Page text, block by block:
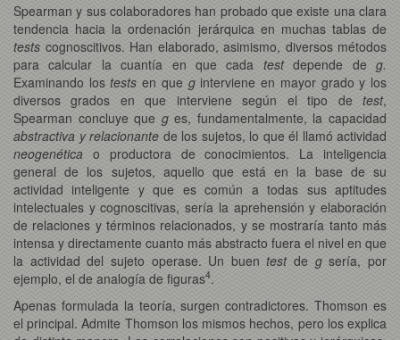
Spearman y sus colaboradores han probado que existe una clara
tendencia hacia la ordenación jerárquica en muchas tablas de
tests cognoscitivos. Han elaborado, asimismo, diversos métodos
para calcular la cuantía en que cada testdepende deg.
Examinando lostests en que ginterviene en mayor grado y los
diversos grados en que interviene según el tipo de test,
Spearman concluye que ges, fundamentalmente, la capacidad
abstractiva y relacionante de los sujetos, lo que él llamó actividad
neogenética o productora de conocimientos. La inteligencia
general de los sujetos, aquello que está en la base de su
actividad inteligente y que es común a todas sus aptitudes
intelectuales y cognoscitivas, sería la aprehensión y elaboración
de relaciones y términos relacionados, y se mostraría tanto más
intensa y directamente cuanto más abstracto fuera el nivel en que
la actividad del sujeto operase. Un buentestde gsería, por
ejemplo, el de analogía de figuras4.
Apenas formulada la teoría, surgen contradictores. Thomson es
el principal. Admite Thomson los mismos hechos, pero los explica